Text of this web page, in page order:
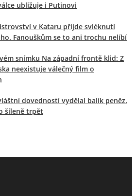
ubližuje i Putinovi
v Kataru přijde svléknutí
Fanouškům se to ani trochu nelíbí
snímku Na západní frontě klid: Z
neexistuje válečný film o
dovedností vydělal balík peněz.
šíleně trpět